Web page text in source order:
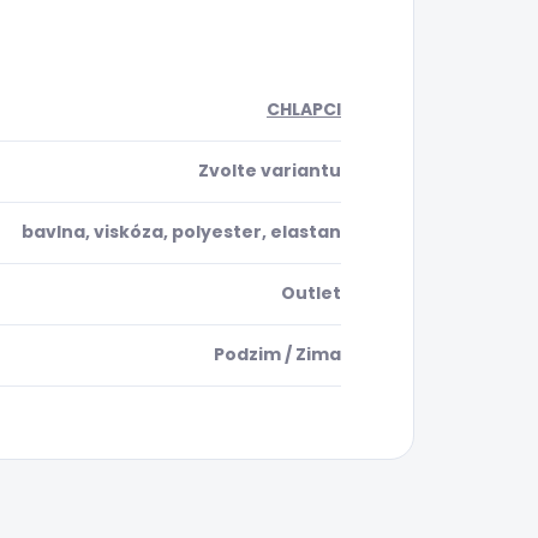
CHLAPCI
Zvolte variantu
bavlna, viskóza, polyester, elastan
Outlet
Podzim / Zima